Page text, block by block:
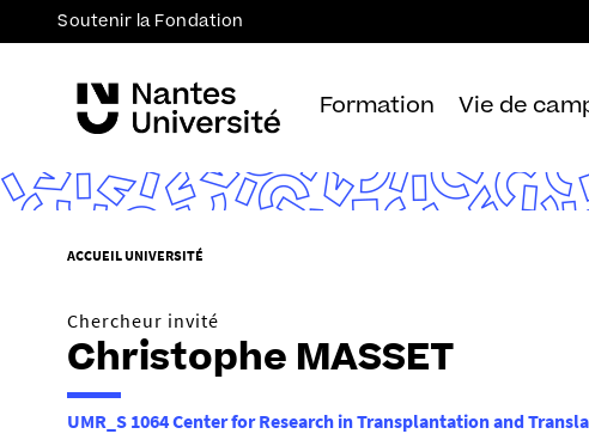
Soutenir la Fondation
Formation Vie de
V
u
ê
t
e
ACCUEIL UNIVERSITÉ
Chercheur invité
Christophe MASSET
UMR_S 1064 Center for Research in Transplantation and